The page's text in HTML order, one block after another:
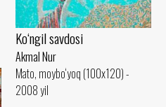
Ko‘ngil savdosi
Akmal Nur
Mato, moybo‘yoq (100x120) -
2008 yil